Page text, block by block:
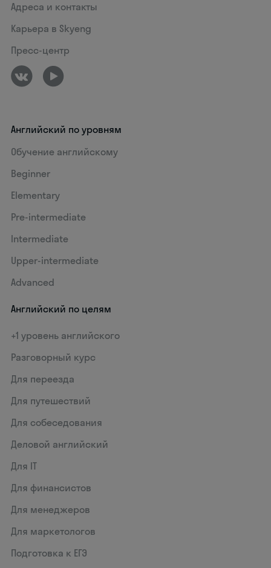
Адреса и контакты
Карьера в Skyeng
Пресс-центр
Английский по уровням
Обучение английскому
Beginner
Elementary
Pre-intermediate
Intermediate
Upper-intermediate
Advanced
Английский по целям
+1 уровень английского
Разговорный курс
Для переезда
Для путешествий
Для собеседования
Деловой английский
Для IT
Для финансистов
Для менеджеров
Для маркетологов
Подготовка к ЕГЭ